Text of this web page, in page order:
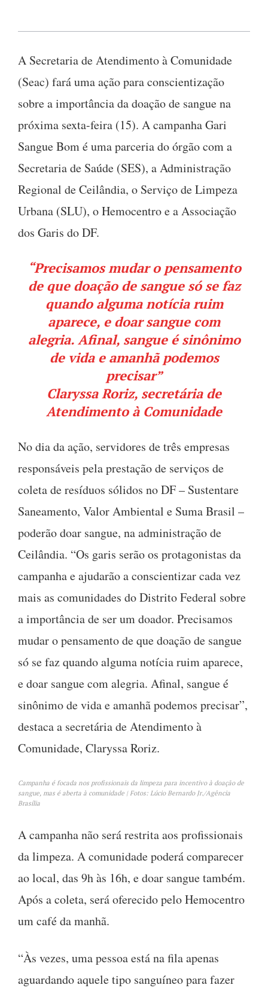
A Secretaria de Atendimento à Comunidade
(Seac) fará uma ação para conscientização
sobre a importância da doação de sangue na
próxima sexta-feira (15). A campanha Gari
Sangue Bom é uma parceria do órgão com a
Secretaria de Saúde (SES), a Administração
Regional de Ceilândia, o Serviço de Limpeza
Urbana (SLU), o Hemocentro e a Associação
dos Garis do DF.
“Precisamos mudar o pensamento
de que doação de sangue só se faz
quando alguma notícia ruim
aparece, e doar sangue com
alegria. Afinal, sangue é sinônimo
de vida e amanhã podemos
precisar”
Claryssa Roriz, secretária de
Atendimento à Comunidade
No dia da ação, servidores de três empresas
responsáveis pela prestação de serviços de
coleta de resíduos sólidos no DF – Sustentare
Saneamento, Valor Ambiental e Suma Brasil –
poderão doar sangue, na administração de
Ceilândia. “Os garis serão os protagonistas da
campanha e ajudarão a conscientizar cada vez
mais as comunidades do Distrito Federal sobre
a importância de ser um doador. Precisamos
mudar o pensamento de que doação de sangue
só se faz quando alguma notícia ruim aparece,
e doar sangue com alegria. Afinal, sangue é
sinônimo de vida e amanhã podemos precisar”,
destaca a secretária de Atendimento à
Comunidade, Claryssa Roriz.
Campanha é focada nos profissionais da limpeza para incentivo à doação de
sangue, mas é aberta à comunidade | Fotos: Lúcio Bernardo Jr./Agência
Brasília
A campanha não será restrita aos profissionais
da limpeza. A comunidade poderá comparecer
ao local, das 9h às 16h, e doar sangue também.
Após a coleta, será oferecido pelo Hemocentro
um café da manhã.
“Às vezes, uma pessoa está na fila apenas
aguardando aquele tipo sanguíneo para fazer